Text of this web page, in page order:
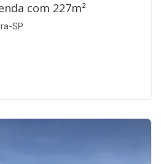
com 227m²
SP